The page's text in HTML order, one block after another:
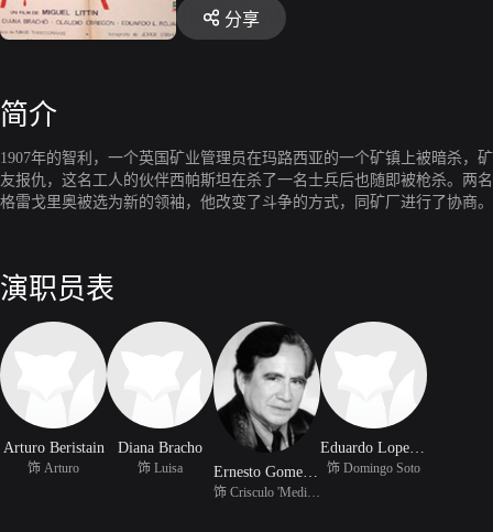
分享
简介
1907年的智利，一个英国矿业管理员在玛路西亚的一个矿镇上被暗杀
友报仇，这名工人的伙伴西帕斯坦在杀了一名士兵后也随即被枪杀。两
格雷戈里奥被选为新的领袖，他改变了斗争的方式，同矿厂进行了协商。
演职员表
Arturo Beristain
饰 Arturo
Diana Bracho
饰 Luisa
Eduardo Lopez Rojas
饰 Domingo Soto